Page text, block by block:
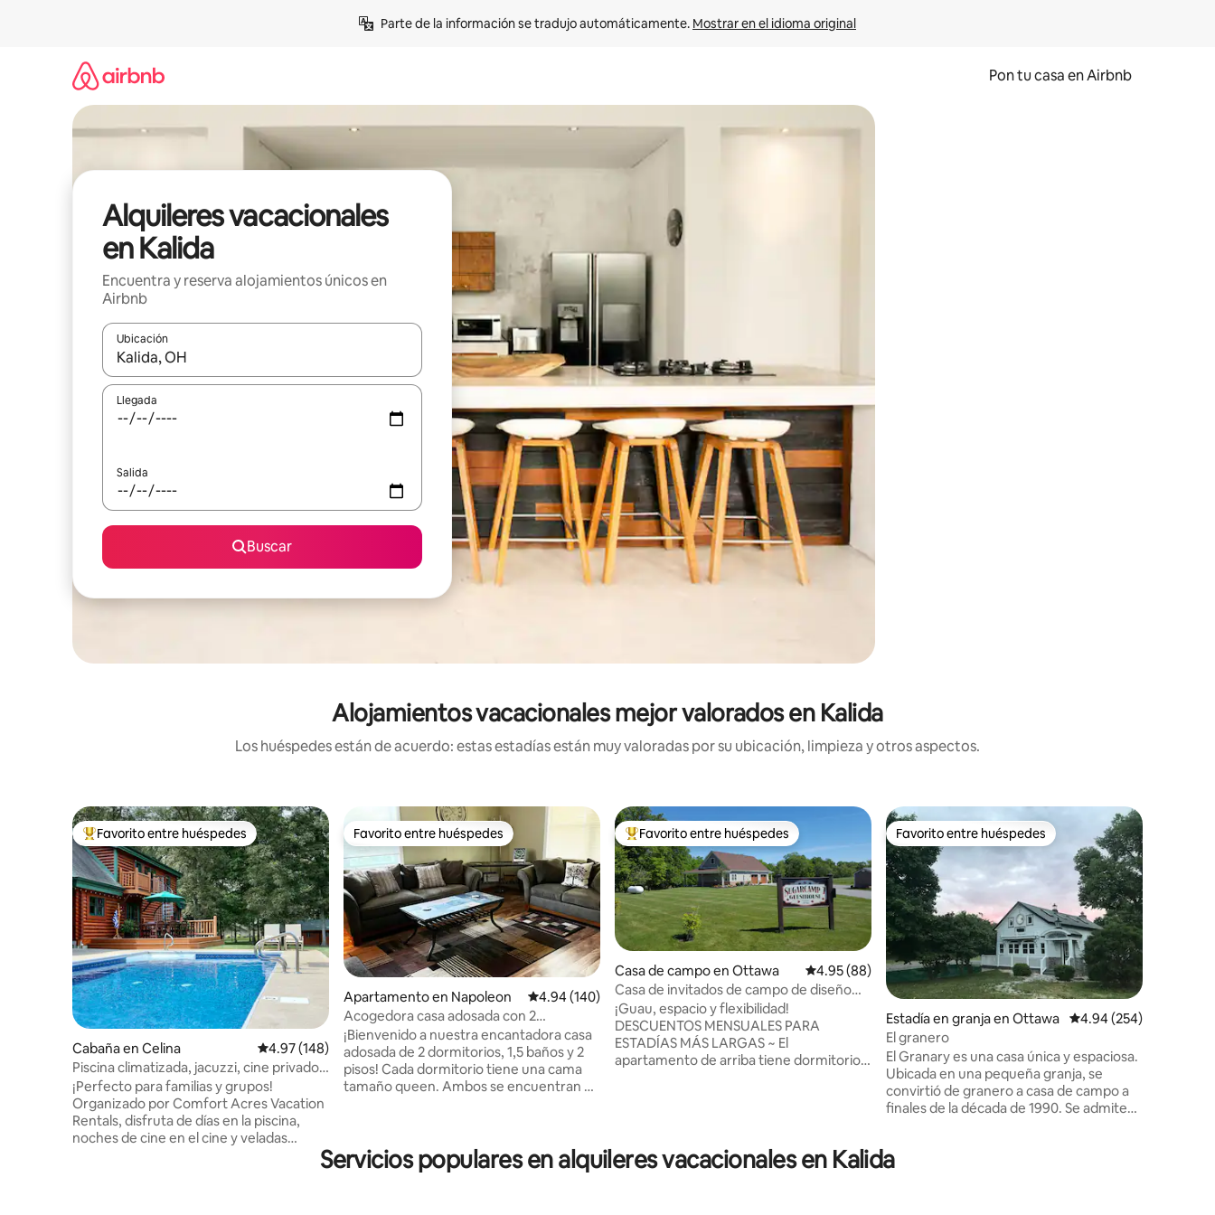
Parte de la información se tradujo automáticamente. Mostrar en el idioma original
Pon tu casa en Airbnb
Alquileres vacacionales
en Kalida
Encuentra y reserva alojamientos únicos en
Airbnb
Ubicación
Cuando los resultados estén disponibles, navega con las teclas de flecha hacia arriba y hacia abajo o explora con el tacto o desliza el dedo.
Llegada
Salida
Buscar
Alojamientos vacacionales mejor valorados en Kalida
Los huéspedes están de acuerdo: estas estadías están muy valoradas por su ubicación, limpieza y otros aspectos.
Favorito entre huéspedes preferido
Favorito entre huéspedes
Cabaña en Celina Calificación promedio: 4.97 de 5, 148 reseñas
4.97 (148)
Piscina climatizada, jacuzzi, cine privado y
sendero para bicicletas
¡Perfecto para familias y grupos!
Organizado por Comfort Acres Vacation
Rentals, disfruta de días en la piscina,
noches de cine en el cine y veladas
jacuzzi bajo las estrellas. A pocos minutos
Favorito entre huéspedes
Favorito entre huéspedes
Apartamento en Napoleon Calificación promedio: 4.94 de 5, 140 reseñas
4.94 (140)
Acogedora casa adosada con 2
dormitorios y 1,5 baños
¡Bienvenido a nuestra encantadora casa
adosada de 2 dormitorios, 1,5 baños y 2
pisos! Cada dormitorio tiene una cama
tamaño queen. Ambos se encuentran en
encuentran en la primera planta. Hay aire
acondicionado en la primera planta y en
Favorito entre huéspedes preferido
Favorito entre huéspedes
Casa de campo en Ottawa Calificación promedio: 4.95 de 5, 88 reseñas
4.95 (88)
Casa de invitados de campo de diseño
personalizado
¡Guau, espacio y flexibilidad!
DESCUENTOS MENSUALES PARA
ESTADÍAS MÁS LARGAS ~ El
apartamento de arriba tiene dormitorio
diseñados a medida con una cama / sofá
Murphy convertible tamaño queen para
Favorito entre huéspedes
Favorito entre huéspedes
Estadía en granja en Ottawa Calificación promedio:
4.94 (254)
El granero
El Granary es una casa única y espaciosa.
Ubicada en una pequeña granja, se
convirtió de granero a casa de campo a
finales de la década de 1990. Se admiten
familias que visitan la casa o buscan un
Servicios populares en alquileres vacacionales en Kalida